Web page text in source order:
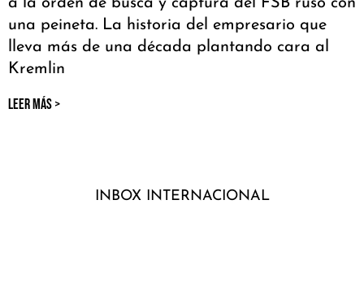
una peineta. La historia del empresario que
lleva más de una década plantando cara al
Kremlin
LEER MÁS >
INBOX INTERNACIONAL